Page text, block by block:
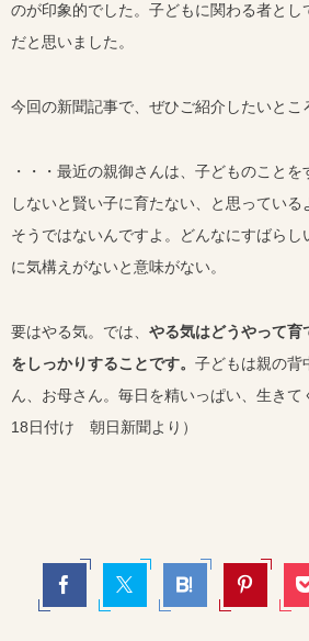
のが印象的でした。子どもに関わる者と
だと思いました。
今回の新聞記事で、ぜひご紹介したいとこ
・・・最近の親御さんは、子どものこと
しないと賢い子に育たない、と思っている
そうではないんですよ。どんなにすばらし
に気構えがないと意味がない。
要はやる気。では、 やる気はどうやって育
をしっかりすることです。 子どもは親の背
ん、お母さん。毎日を精いっぱい、生きて
18日付け 朝日新聞より）